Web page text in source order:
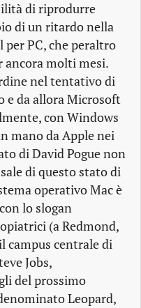
di riprodurre
di un ritardo nella
per PC, che peraltro
ancora molti mesi.
nel tentativo di
e da allora Microsoft
con Windows
mano da Apple nei
di David Pogue non
di questo stato di
operativo Mac è
lo slogan
(a Redmond,
campus centrale di
Jobs,
del prossimo
Leopard,